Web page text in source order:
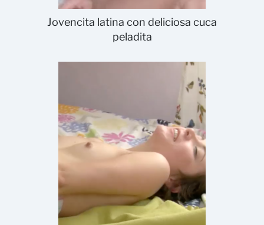
Jovencita latina con deliciosa cuca
peladita